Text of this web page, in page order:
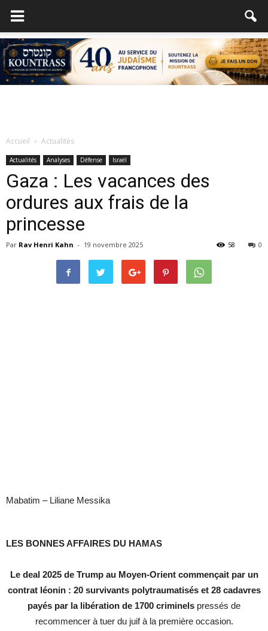
Accueil Actualités
Actualités Analyses Défense Israël
Gaza : Les vacances des
ordures aux frais de la
princesse
Par Rav Henri Kahn - 19 novembre 2025 0
58
Mabatim – Liliane Messika
LES BONNES AFFAIRES DU HAMAS
Le deal 2025 de Trump au Moyen-Orient commençait par un
contrat léonin : 20 survivants polytraumatisés et 28 cadavres
payés par la libération de 1700 criminels pressés de
recommencer à tuer du juif à la première occasion.